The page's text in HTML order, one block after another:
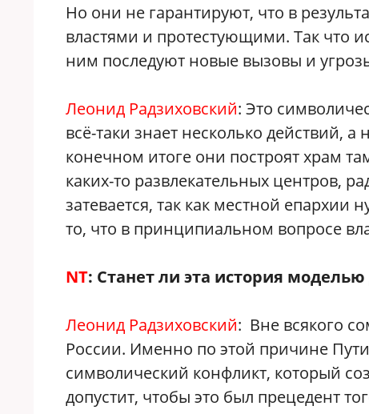
Но они не гарантируют, что в
властями и протестующими. Так что
ним последуют новые вызовы и
Леонид Радзиховский: Это
всё-таки знает несколько действий,
конечном итоге они построят храм
каких-то развлекательных центров,
затевается, так как местной
то, что в принципиальном вопросе
NT: Станет ли эта история
Леонид Радзиховский: Вне всякого
России. Именно по этой причине
символический конфликт, который
допустит, чтобы это был прецедент